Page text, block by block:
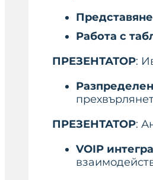
Работа с
ПРЕЗЕНТАТОР:
ПРЕЗЕНТАТОР:
VOIP